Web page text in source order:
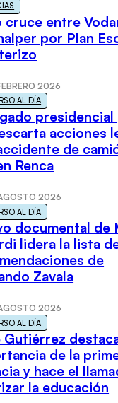
cruce entre
por Plan
2026
AL DÍA
presidencial
acciones
de
Renca
2026
AL DÍA
documental de
lidera la lista
de
Zavala
2026
AL DÍA
Gutiérrez
de la
y hace el
la educación